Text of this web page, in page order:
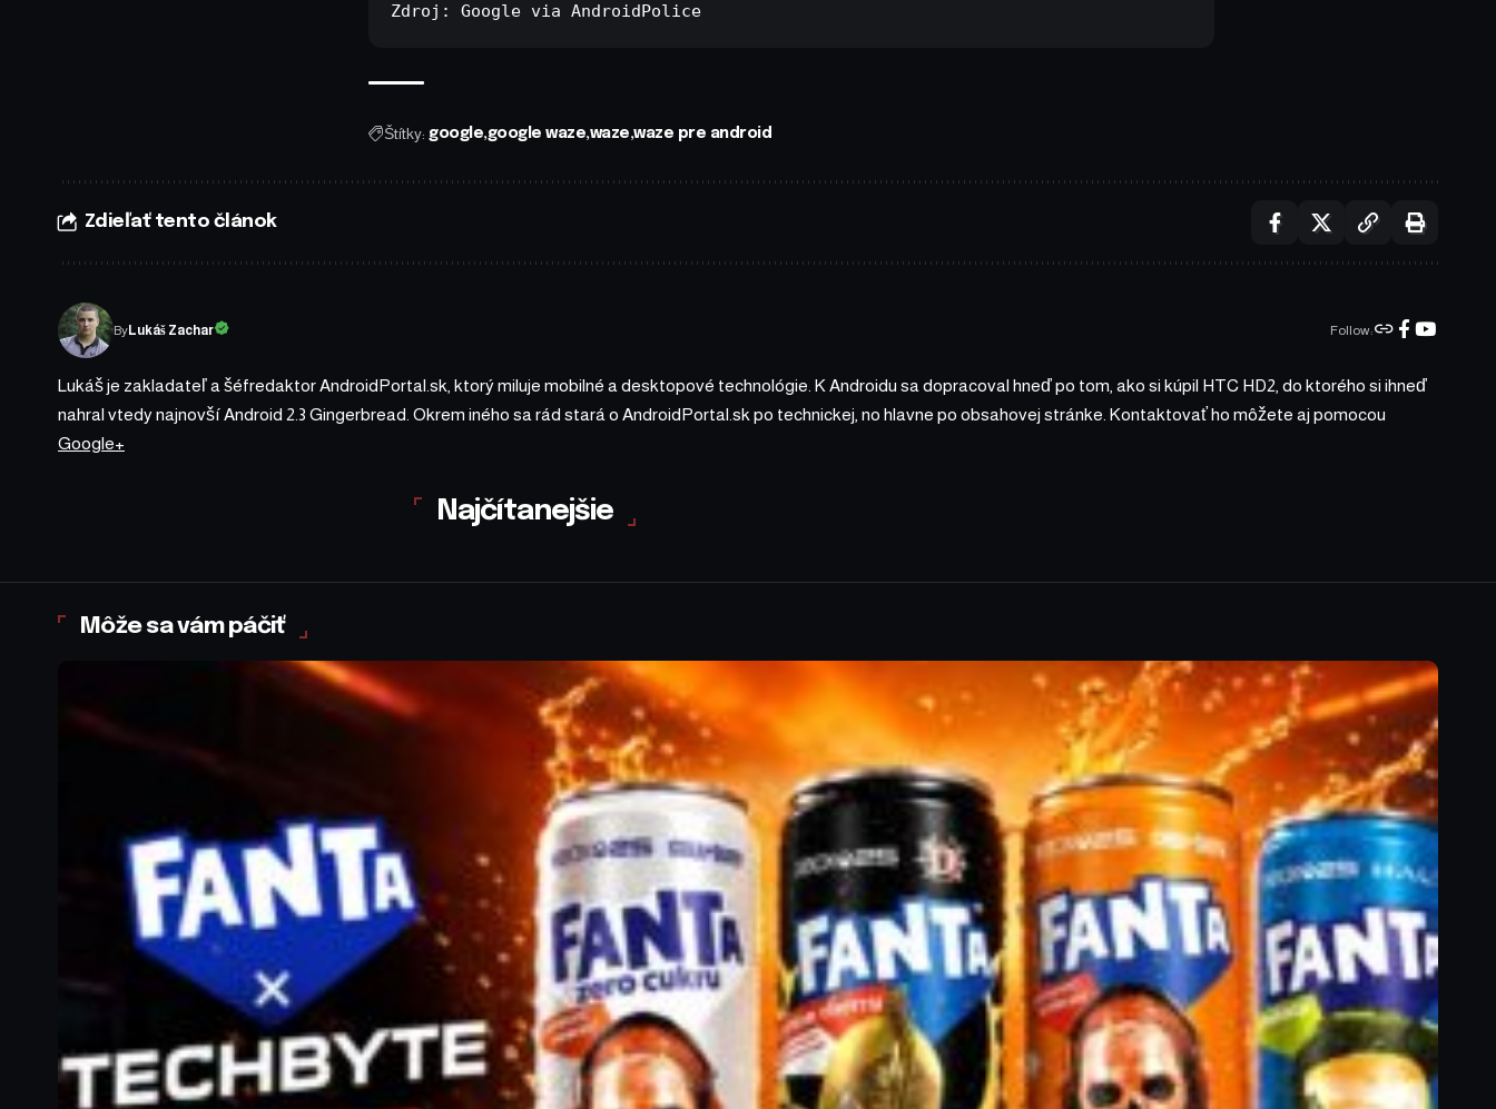
Zdroj: Google via AndroidPolice
Štítky: google google waze waze waze pre android
Zdieľať tento článok
ByLukáš Zachar Follow:
Lukáš je zakladateľ a šéfredaktor AndroidPortal.sk, ktorý miluje mobilné a desktopové technológie. K Androidu sa dopracoval hneď po tom, ako si kúpil HTC HD2, do ktorého si ihneď
nahral vtedy najnovší Android 2.3 Gingerbread. Okrem iného sa rád stará o AndroidPortal.sk po technickej, no hlavne po obsahovej stránke. Kontaktovať ho môžete aj pomocou
Google+
Najčítanejšie
Môže sa vám páčiť